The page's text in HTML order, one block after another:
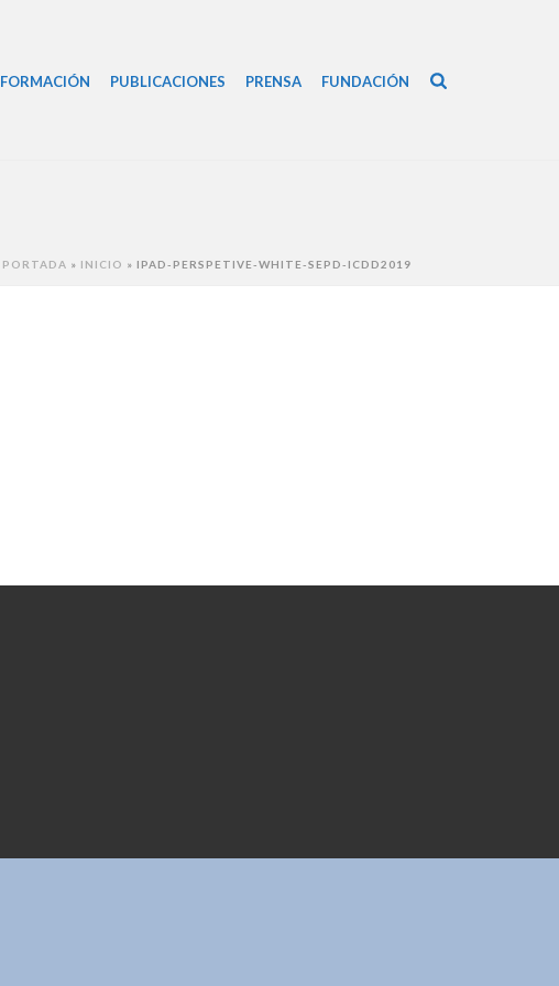
FORMACIÓN PUBLICACIONES PRENSA FUNDACIÓN
PORTADA » INICIO » IPAD-PERSPETIVE-WHITE-SEPD-ICDD2019